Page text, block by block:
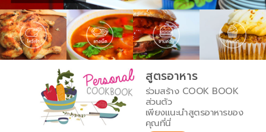
สารพันก้นครัว
เคล็ดลับน่ารู้
เปรียบเทียบหน่วยการตวง
เปรียบเทียบอุณหภูมิ
เปรียบเทียบน้ำหนักวัตถุดิบ
FoodPedia
สร้าง Cookbook
สูตรอาหาร
ร่วมสร้าง COOK BOOK
ส่วนตัว
เพียงแนะนำสูตรอาหารของ
คุณที่นี่